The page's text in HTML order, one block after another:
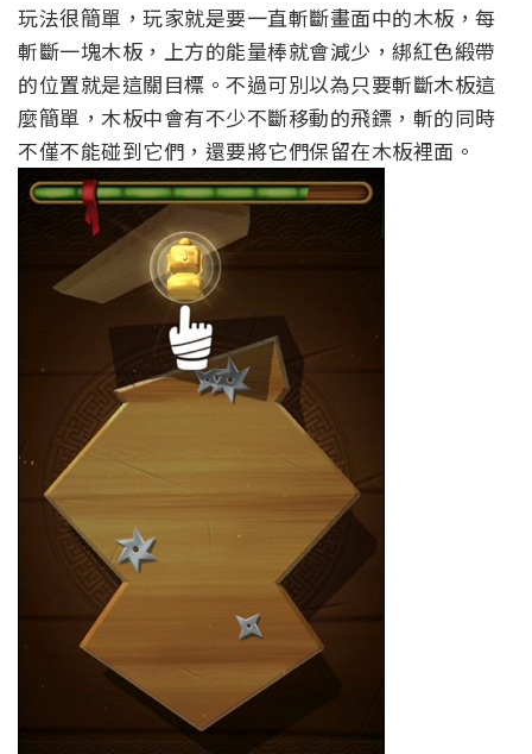
玩法很簡單，玩家就是要一直斬斷畫面中的木板，每
斬斷一塊木板，上方的能量棒就會減少，綁紅色緞帶
的位置就是這關目標。不過可別以為只要斬斷木板這
麼簡單，木板中會有不少不斷移動的飛鏢，斬的同時
不僅不能碰到它們，還要將它們保留在木板裡面。